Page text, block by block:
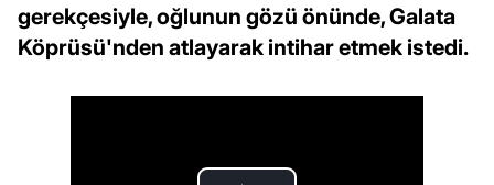
gerekçesiyle, oğlunun gözü önünde, Galata
Köprüsü'nden atlayarak intihar etmek istedi.